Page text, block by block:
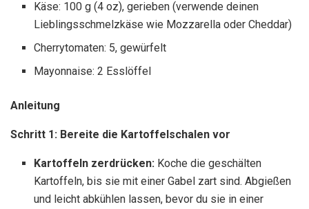
Käse: 100 g (4 oz), gerieben (verwende deinen
Lieblingsschmelzkäse wie Mozzarella oder Cheddar)
Cherrytomaten: 5, gewürfelt
Mayonnaise: 2 Esslöffel
Anleitung
Schritt 1: Bereite die Kartoffelschalen vor
Kartoffeln zerdrücken: Koche die geschälten
Kartoffeln, bis sie mit einer Gabel zart sind. Abgießen
und leicht abkühlen lassen, bevor du sie in einer